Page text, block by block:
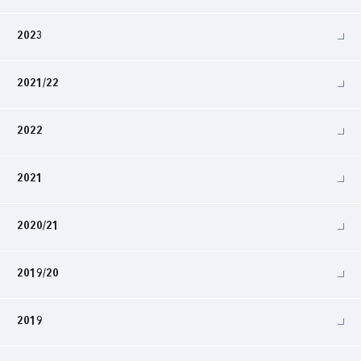
2023
2021/22
2022
2021
2020/21
2019/20
2019